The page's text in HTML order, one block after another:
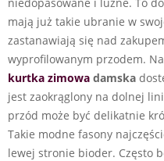
mają już takie ubranie w
zastanawiają się nad
wyprofilowanym przodem.
kurtka zimowa damska
jest zaokrąglony na dolnej
przód może być delikatnie
Takie modne fasony
lewej stronie bioder. Często